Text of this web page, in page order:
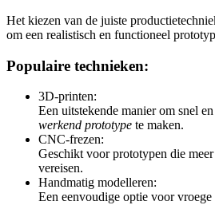
Het kiezen van de juiste
om een realistisch en functioneel
Populaire technieken:
3D-printen:
Een uitstekende manier om snel
werkend prototype te maken.
CNC-frezen:
Geschikt voor prototypen die
vereisen.
Handmatig modelleren:
Een eenvoudige optie voor vroege